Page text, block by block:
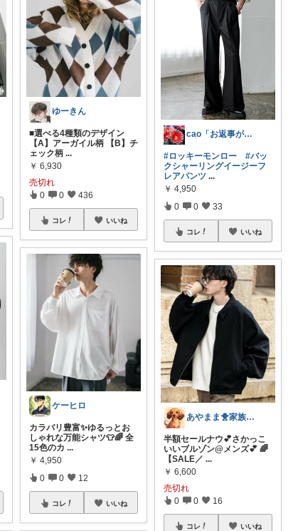
ゆーきん
■選べる4種類のデザイン
【A】アーガイル柄 【B】チ
ェック柄 ...
￥ 6,930
売切れ
0 0 436
コレ いいね
ケーヒロ
カラバリ豊富✨ゆるっとお
しゃれな万能シャツ👕🌈 全
15色のカ ...
￥ 4,950
0 0 12
コレ いいね
cao「お返事が出来ずごめんなさい」
#ロッキーモンロー
#バッ
クシャーリングイージーフ
レアパンツ ...
￥ 4,950
0 0 33
コレ いいね
あやまま🐥家族全インフルエンザ😓
半額セールナウ💕さかっこ
いいブルゾン@メンズ💕 🌈
【SALE／ ...
￥ 6,600
売切れ
0 0 16
コレ いいね